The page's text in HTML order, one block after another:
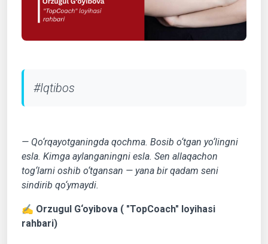
#Iqtibos
— Qo‘rqayotganingda qochma. Bosib o‘tgan yo‘lingni
esla. Kimga aylanganingni esla. Sen allaqachon
tog‘larni oshib o‘tgansan — yana bir qadam seni
sindirib qo‘ymaydi.
✍️ Orzugul G‘oyibova ( "TopCoach" loyihasi
rahbari)